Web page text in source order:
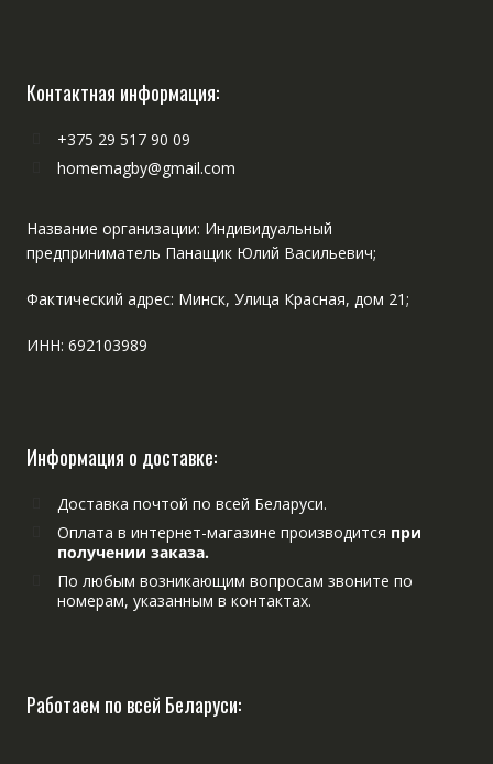
Контактная информация:
+375 29 517 90 09
homemagby@gmail.com
Название организации: Индивидуальный
предприниматель Панащик Юлий Васильевич;
Фактический адрес: Минск, Улица Красная, дом 21;
ИНН: 692103989
Информация о доставке:
Доставка почтой по всей Беларуси.
Оплата в интернет-магазине производится при
получении заказа.
По любым возникающим вопросам звоните по
номерам, указанным в контактах.
Работаем по всей Беларуси: